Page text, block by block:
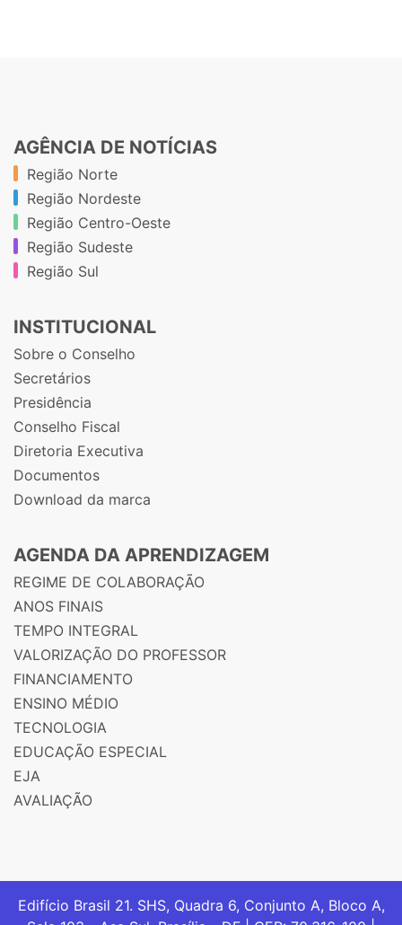
AGÊNCIA DE NOTÍCIAS
Região Norte
Região Nordeste
Região Centro-Oeste
Região Sudeste
Região Sul
INSTITUCIONAL
Sobre o Conselho
Secretários
Presidência
Conselho Fiscal
Diretoria Executiva
Documentos
Download da marca
AGENDA DA APRENDIZAGEM
REGIME DE COLABORAÇÃO
ANOS FINAIS
TEMPO INTEGRAL
VALORIZAÇÃO DO PROFESSOR
FINANCIAMENTO
ENSINO MÉDIO
TECNOLOGIA
EDUCAÇÃO ESPECIAL
EJA
AVALIAÇÃO
Edifício Brasil 21. SHS, Quadra 6, Conjunto A, Bloco A,